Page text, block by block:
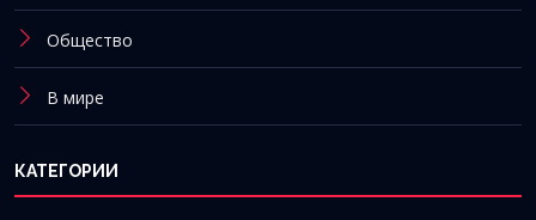
Общество
В мире
КАТЕГОРИИ